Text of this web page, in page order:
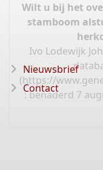
Wilt u bij het
stamboom
Ivo Lodewijk
(https://
: benaderd 7
Nieuwsbrief
Contact